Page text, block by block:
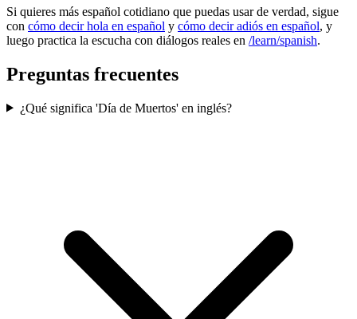
Si quieres más español cotidiano que puedas usar de verdad, sigue
con cómo decir hola en español y cómo decir adiós en español, y
luego practica la escucha con diálogos reales en /learn/spanish.
Preguntas frecuentes
¿Qué significa 'Día de Muertos' en inglés?